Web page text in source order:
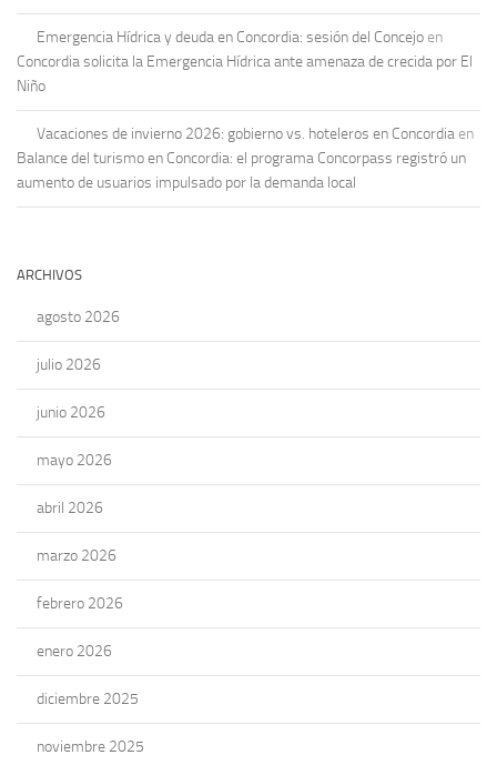
Emergencia Hídrica y deuda en Concordia: sesión del Concejo en
Concordia solicita la Emergencia Hídrica ante amenaza de crecida por El
Niño
Vacaciones de invierno 2026: gobierno vs. hoteleros en Concordia en
Balance del turismo en Concordia: el programa Concorpass registró un
aumento de usuarios impulsado por la demanda local
ARCHIVOS
agosto 2026
julio 2026
junio 2026
mayo 2026
abril 2026
marzo 2026
febrero 2026
enero 2026
diciembre 2025
noviembre 2025